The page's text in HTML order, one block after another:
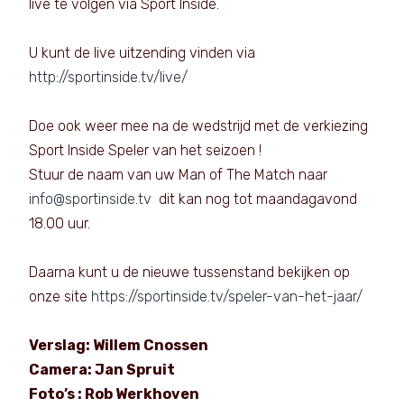
live te volgen via Sport Inside.
U kunt de live uitzending vinden via
http://sportinside.tv/live/
Doe ook weer mee na de wedstrijd met de verkiezing
Sport Inside Speler van het seizoen !
Stuur de naam van uw Man of The Match naar
info@sportinside.tv dit kan nog tot maandagavond
18.00 uur.
Daarna kunt u de nieuwe tussenstand bekijken op
onze site https://sportinside.tv/speler-van-het-jaar/
Verslag: Willem Cnossen
Camera: Jan Spruit
Foto’s : Rob Werkhoven